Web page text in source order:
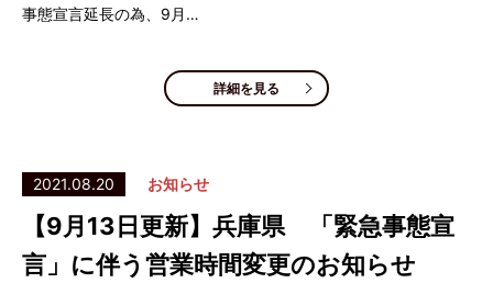
事態宣言延長の為、9月…
詳細を見る
2021.08.20 お知らせ
【9月13日更新】兵庫県 「緊急事態宣
言」に伴う営業時間変更のお知らせ